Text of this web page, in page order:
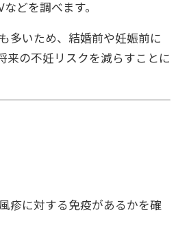
どを調べます。
多いため、結婚前や妊娠前に
来の不妊リスクを減らすことに
疹に対する免疫があるかを確